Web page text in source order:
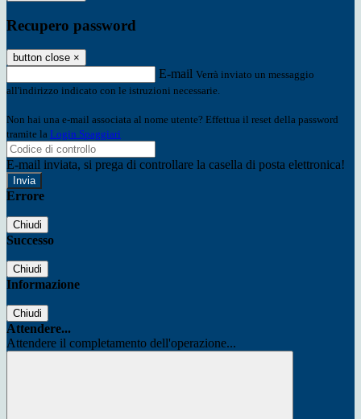
Recupero password
button close ×
E-mail Verrà inviato un messaggio
all'indirizzo indicato con le istruzioni necessarie.
Non hai una e-mail associata al nome utente? Effettua il reset della password
tramite la Login Spaggiari
E-mail inviata, si prega di controllare la casella di posta elettronica!
Errore
Chiudi
Successo
Chiudi
Informazione
Chiudi
Attendere...
Attendere il completamento dell'operazione...